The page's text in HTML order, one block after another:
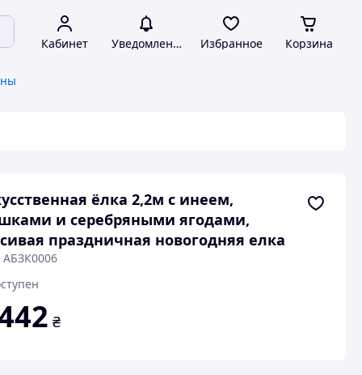
Кабинет Уведомления Избранное Корзина
ёлка 2,2м с инеем,
и серебряными ягодами,
праздничная новогодняя елка
АБЗК0006
₴